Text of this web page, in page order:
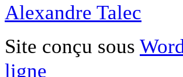
Alexandre Talec
Site conçu sous
ligne